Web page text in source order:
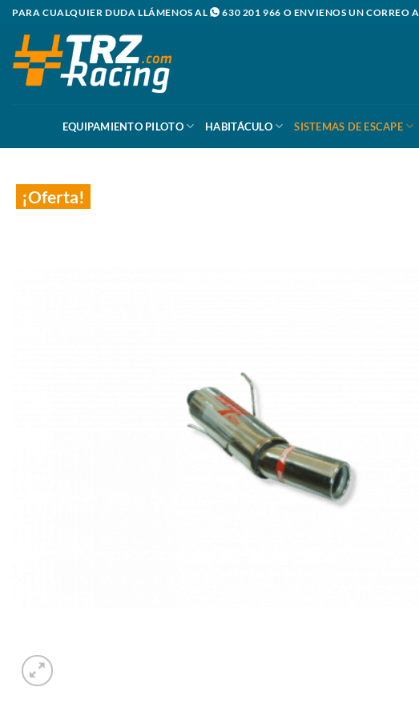
Saltar
contenido
PARA CUALQUIER DUDA LLÁMENOS AL 630 201 966 O ENVIENOS UN CORREO A
EQUIPAMIENTO PILOTO HABITÁCULO SISTEMAS DE ESCAPE
¡Oferta!